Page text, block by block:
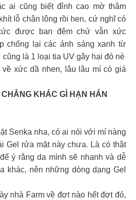
ai cũng biết đỉnh cao mờ thâm
lỗ chân lông rồi hen, cứ nghĩ có
được ban đêm chứ vẫn xức
chống lại các ánh sáng xanh từ
là 1 loại tia UV gây hại đó nè
về xức dầ nhen, lâu lâu mí có giá
KHÁC GÌ HẠN HÁN
Senka nha, có ai nói với mí nàng
Gel rửa mặt này chưa. Là có thật
ý rằng da mình sẽ nhanh và dễ
khác, nên những dòng dạng Gel
nhà Farm về đợt nào hết đợt đó,